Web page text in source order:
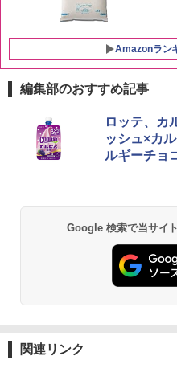
Amazonラン
ブラッ
ー
キー 【
お得 4リ
角瓶
イボー
チキン
食品 イ
￥1,939
【公式
麺 小腹
ーリン
パニー
￥1,288
[山善]
暮らし
チーム
付き
シャー
L コンベ
SS26B-
￥
編集部のおすすめ記事
ロッテ、カ
ッシュ×カ
ルギーチョ
Google 検索で当サイ
関連リンク